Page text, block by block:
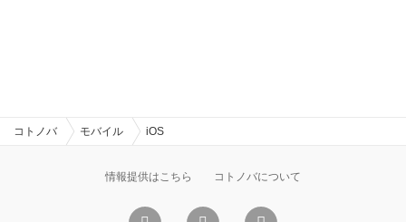
コトノバ モバイル iOS
情報提供はこちら コトノバについて